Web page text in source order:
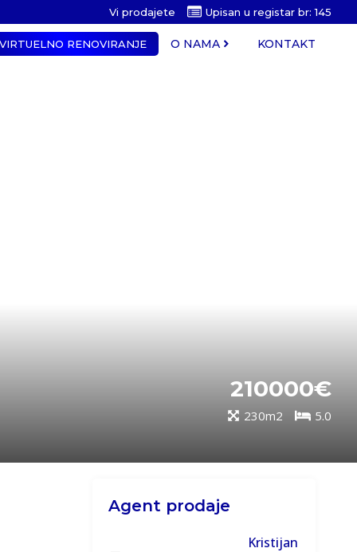
Vi prodajete Upisan u registar br: 145
VIRTUELNO RENOVIRANJE O NAMA KONTAKT
210000€
230m2 5.0
Agent prodaje
Kristijan